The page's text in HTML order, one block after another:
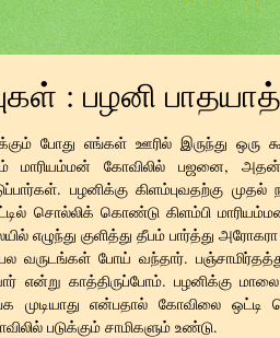
: பழனி
போது எங்கள் ஊரில் இருந்து ஒரு
மாரியம்மன் கோவிலில் பஜனை,
பழனிக்கு கிளம்புவதற்கு
வீட்டில் சொல்லிக் கொண்டு கிளம்பி
எழுந்து குளித்து தீபம் பார்த்து அரோகரா
போய் வந்தார்.
என்று காத்திருப்போம். பழனிக்கு
முடியாது என்பதால் கோவிலை
படுக்கும் சாமிகளும் உண்டு.